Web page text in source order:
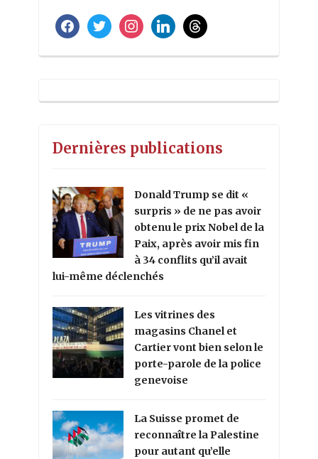
facebooktwitterinstagramlinkedinthreads
Dernières publications
Donald Trump se dit «
surpris » de ne pas avoir
obtenu le prix Nobel de la
Paix, après avoir mis fin
à 34 conflits qu’il avait
lui-même déclenchés
Les vitrines des
magasins Chanel et
Cartier vont bien selon le
porte-parole de la police
genevoise
La Suisse promet de
reconnaître la Palestine
pour autant qu’elle